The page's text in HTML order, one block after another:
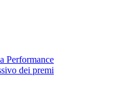
Performance
dei premi